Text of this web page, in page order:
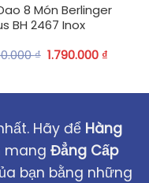
8 Món Berlinger
BH 2467 Inox
₫ 1.790.000 ₫
Hãy để Hàng
mang Đẳng Cấp
bạn bằng những